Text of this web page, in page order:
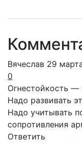
Вячеслав 29
0
Огнестойкость —
Надо развивать
Надо учитывать
сопротивления
Ответить